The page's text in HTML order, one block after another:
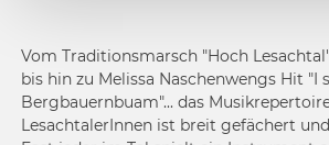
Vom Traditionsmarsch "Hoch
bis hin zu Melissa Naschenwengs Hit "I
Bergbauernbuam"... das
LesachtalerInnen ist breit gefächert